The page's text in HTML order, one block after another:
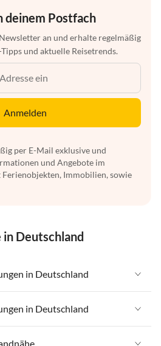
deinem Postfach
an und erhalte regelmäßig
und aktuelle Reisetrends.
Anmelden
per E-Mail exklusive und
und Angebote im
Immobilien, sowie
Deutschland
in Deutschland
in Deutschland